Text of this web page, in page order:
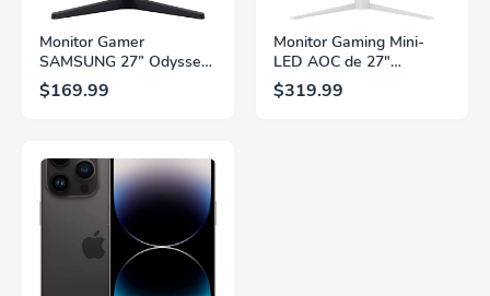
Monitor Gamer
SAMSUNG 27” Odyssey
G5 G53F con Resolución
QHD, HDR10,
Panel IPS, AMD
FreeSync™ Premium,
Ecualizador Negro,
Cambio Automático de
Fuente,
LS27FG532ENXZA
$169.99
Monitor Gaming Mini-
LED AOC de 27"
Pulgadas, QHD
2560×1440, 320Hz, 1ms
$319.99